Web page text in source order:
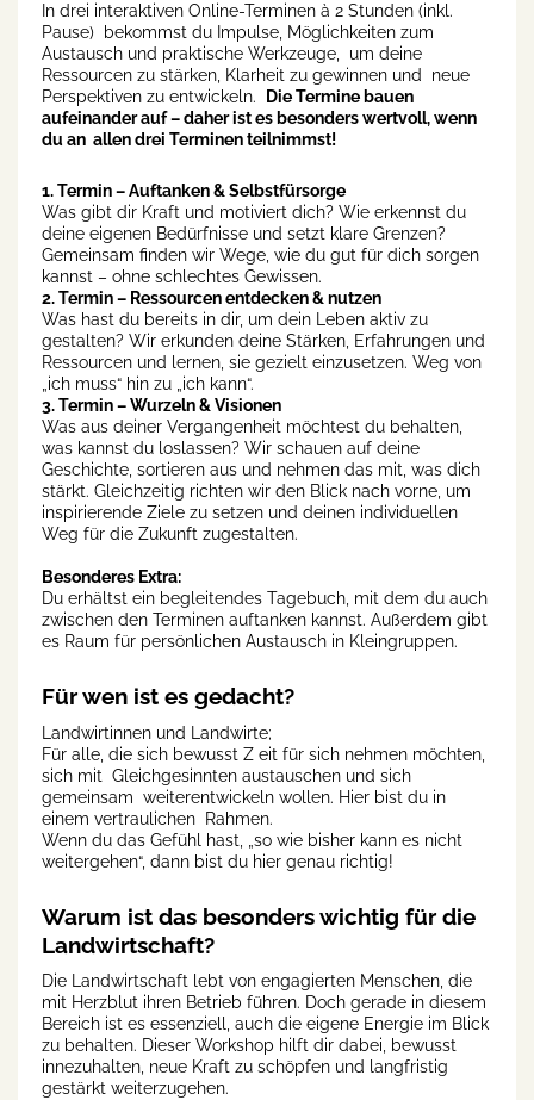
In drei interaktiven Online-Terminen à 2 Stunden (inkl.
Pause) bekommst du Impulse, Möglichkeiten zum
Austausch und praktische Werkzeuge, um deine
Ressourcen zu stärken, Klarheit zu gewinnen und neue
Perspektiven zu entwickeln.
Die Termine bauen
aufeinander auf – daher ist es besonders wertvoll, wenn
du an allen drei Terminen teilnimmst!
1. Termin – Auftanken & Selbstfürsorge
Was gibt dir Kraft und motiviert dich? Wie erkennst du
deine eigenen Bedürfnisse und setzt klare Grenzen?
Gemeinsam finden wir Wege, wie du gut für dich sorgen
kannst – ohne schlechtes Gewissen.
2. Termin – Ressourcen entdecken & nutzen
Was hast du bereits in dir, um dein Leben aktiv zu
gestalten? Wir erkunden deine Stärken, Erfahrungen und
Ressourcen und lernen, sie gezielt einzusetzen. Weg von
„ich muss“ hin zu „ich kann“.
3. Termin – Wurzeln & Visionen
Was aus deiner Vergangenheit möchtest du behalten,
was kannst du loslassen? Wir schauen auf deine
Geschichte, sortieren aus und nehmen das mit, was dich
stärkt. Gleichzeitig richten wir den Blick nach vorne, um
inspirierende Ziele zu setzen und deinen individuellen
Weg für die Zukunft zugestalten.
Besonderes Extra:
Du erhältst ein begleitendes Tagebuch, mit dem du auch
zwischen den Terminen auftanken kannst. Außerdem gibt
es Raum für persönlichen Austausch in Kleingruppen.
Für wen ist es gedacht?
Landwirtinnen und Landwirte;
Für alle, die sich bewusst Z eit für sich nehmen möchten,
sich mit Gleichgesinnten austauschen und sich
gemeinsam weiterentwickeln wollen. Hier bist du in
einem vertraulichen Rahmen.
Wenn du das Gefühl hast, „so wie bisher kann es nicht
weitergehen“, dann bist du hier genau richtig!
Warum ist das besonders wichtig für die
Landwirtschaft?
Die Landwirtschaft lebt von engagierten Menschen, die
mit Herzblut ihren Betrieb führen. Doch gerade in diesem
Bereich ist es essenziell, auch die eigene Energie im Blick
zu behalten. Dieser Workshop hilft dir dabei, bewusst
innezuhalten, neue Kraft zu schöpfen und langfristig
gestärkt weiterzugehen.